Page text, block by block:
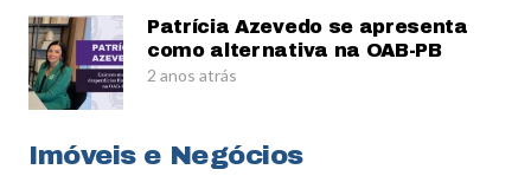
Patrícia Azevedo se apresenta
como alternativa na OAB-PB
2 anos atrás
Imóveis e Negócios